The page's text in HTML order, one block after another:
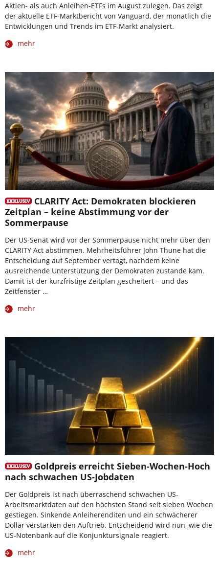
Aktien- als auch Anleihen-ETFs im August zulegen. Das zeigt
der aktuelle ETF-Marktbericht von Vanguard, der monatlich die
Entwicklungen und Trends im ETF-Markt analysiert.
mehr
CLARITY Act: Demokraten blockieren
Zeitplan – keine Abstimmung vor der
Sommerpause
Der US-Senat wird vor der Sommerpause nicht mehr über den
CLARITY Act abstimmen. Mehrheitsführer John Thune hat die
Entscheidung auf September vertagt, nachdem keine
ausreichende Unterstützung der Demokraten zustande kam.
Damit ist der kurzfristige Zeitplan gescheitert – und das
Zeitfenster …
mehr
Goldpreis erreicht Sieben-Wochen-Hoch
nach schwachen US-Jobdaten
Der Goldpreis ist nach überraschend schwachen US-
Arbeitsmarktdaten auf den höchsten Stand seit sieben Wochen
gestiegen. Sinkende Anleiherenditen und ein schwächerer
Dollar verstärken den Auftrieb. Entscheidend wird nun, wie die
US-Notenbank auf die Konjunktursignale reagiert.
mehr